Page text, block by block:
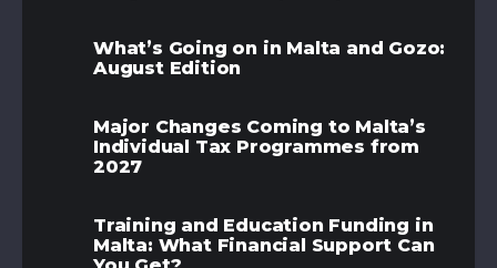
What’s Going on in Malta and Gozo:
August Edition
Major Changes Coming to Malta’s
Individual Tax Programmes from
2027
Training and Education Funding in
Malta: What Financial Support Can